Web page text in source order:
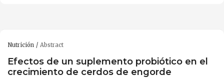
Nutrición Abstract
Efectos de un suplemento probiótico en el
crecimiento de cerdos de engorde